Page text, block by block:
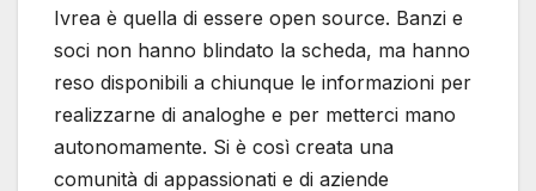
Ivrea è quella di essere open source. Banzi e
soci non hanno blindato la scheda, ma hanno
reso disponibili a chiunque le informazioni per
realizzarne di analoghe e per metterci mano
autonomamente. Si è così creata una
comunità di appassionati e di aziende